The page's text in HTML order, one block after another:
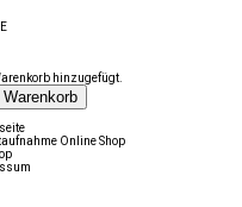
hinzugefügt.
Online Shop